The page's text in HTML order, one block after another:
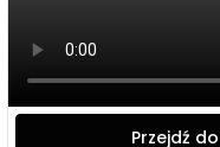
Przejdź
© 2026 - SKLEP